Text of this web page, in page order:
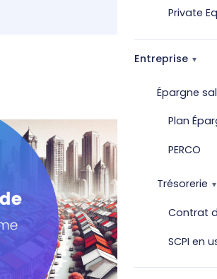
Private
Entreprise
Épargne
Plan
PERCO
Trésorerie
Contrat
SCPI en